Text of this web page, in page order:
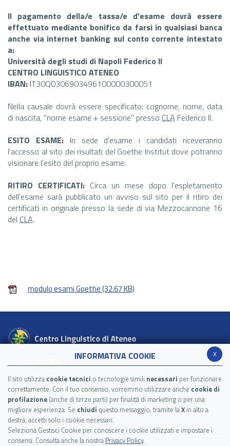
Il pagamento della/e tassa/e d'esame dovrà essere
effettuato mediante bonifico da farsi in qualsiasi banca
anche via internet banking sul conto corrente intestato
a:
Università degli studi di Napoli Federico II
CENTRO LINGUISTICO ATENEO
IBAN: IT30Q0306903496100000300051
Nella causale dovrà essere specificato: cognome, nome, data
di nascita, "nome esame + sessione" presso CLA Federico II.
ESITO ESAME:In sede d'esame i candidati riceveranno
l'accesso al sito dei risultati del Goethe Institut dove potranno
visionare l'esito del proprio esame.
RITIRO CERTIFICATI: Circa un mese dopo l'espletamento
dell'esame sarà pubblicato un avviso sul sito per il ritiro dei
certificati in originale presso la sede di via Mezzocannone 16
del CLA.
modulo esami Goethe(32.67 KB)
Link utili
Siti per l'apprendimento delle lingue
Griglia QCER
Modulistica
Privacy Policy
Cookie Policy
Accessibilità
Dowload brochure CLA
x
INFORMATIVA COOKIE
Il sito utilizza cookie tecnici o tecnologie simili necessari per funzionare
correttamente. Con il tuo consenso, vorremmo utilizzare anche cookie di
profilazione (anche di terze parti) per finalità di marketing o per una
migliore esperienza. Se chiudi questo messaggio, tramite laX in alto a
destra, accetti solo i cookie necessari.
Seleziona Gestisci Cookie per conoscere i cookie utilizzati e impostare i
consensi. Consulta anche la nostra Privacy Policy.